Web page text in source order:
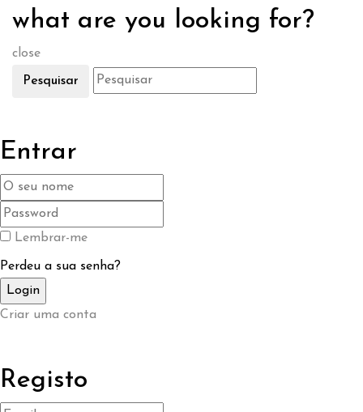
what are you looking for?
close
Pesquisar
Entrar
Lembrar-me
Perdeu a sua senha?
Criar uma conta
Registo